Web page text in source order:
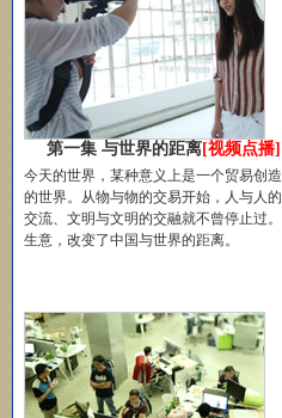
第一集 与世界的距离[视频点播]
今天的世界，某种意义上是一个贸易创造
的世界。从物与物的交易开始，人与人的
交流、文明与文明的交融就不曾停止过。
生意，改变了中国与世界的距离。